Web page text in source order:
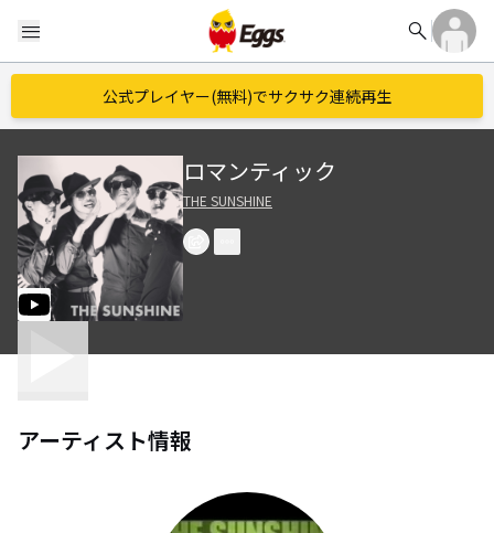
menu search
公式プレイヤー(無料)でサクサク連続再生
ロマンティック
THE SUNSHINE
アーティスト情報